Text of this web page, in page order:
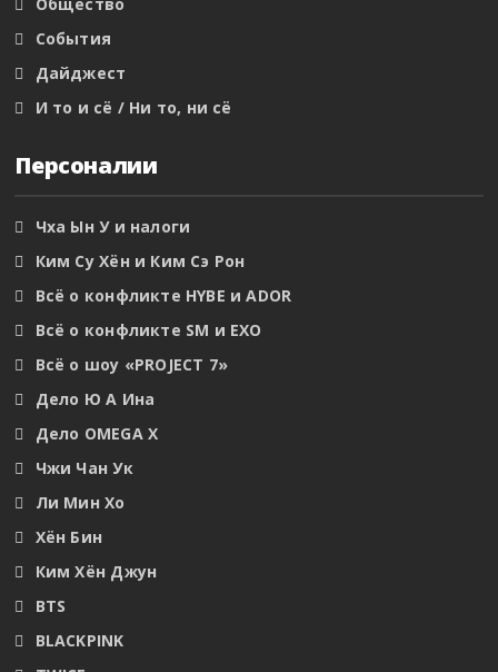
События
Дайджест
И то и сё / Ни то, ни сё
Персоналии
Чха Ын У и налоги
Ким Су Хён и Ким Сэ Рон
Всё о конфликте HYBE и ADOR
Всё о конфликте SM и EXO
Всё о шоу «PROJECT 7»
Дело Ю А Ина
Дело OMEGA X
Чжи Чан Ук
Ли Мин Хо
Хён Бин
Ким Хён Джун
BTS
BLACKPINK